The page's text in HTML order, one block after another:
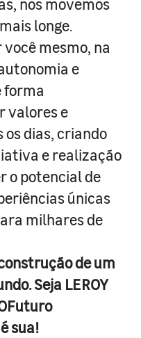
longe.
você mesmo, na
e
forma
valores e
dias, criando
e realização
o potencial de
únicas
milhares de
de um
Seja LEROY
sua!